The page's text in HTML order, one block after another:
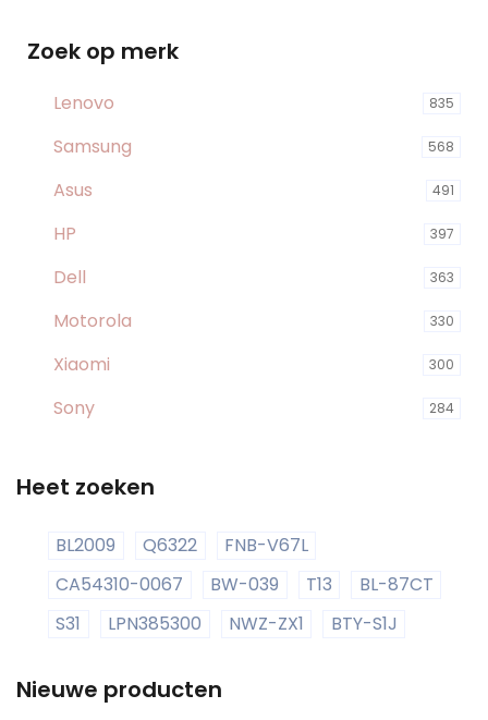
Zoek op merk
Lenovo 835
Samsung 568
Asus 491
HP 397
Dell 363
Motorola 330
Xiaomi 300
Sony 284
Heet zoeken
BL2009 Q6322
FNB-V67L
CA54310-0067
BW-039 T13
BL-87CT
S31
LPN385300 NWZ-ZX1 BTY-S1J
Nieuwe producten